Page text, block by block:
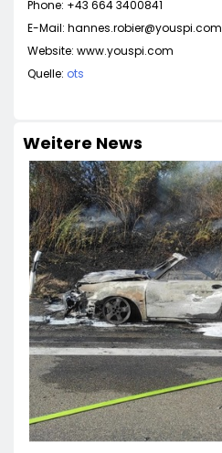
Phone: +43 664 3400841
E-Mail: hannes.robier@youspi.com
Website: www.youspi.com
Quelle: ots
Weitere News